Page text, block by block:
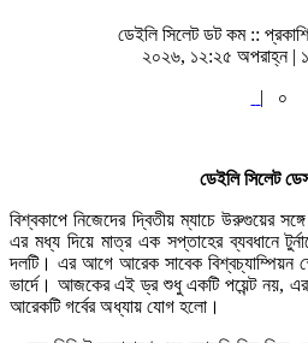
ডেইলি সিলেট ডট কম ::
২০২৬, ১২:২৫ অপরাহ্ন |
|
০
ডেইলি সিলেট
বিশ্বকাপে নিজেদের দ্বিতীয় ম্যাচে উরুগুয়ের
এর মধ্য দিয়ে মাত্র এক সপ্তাহের ব্যবধানে
দলটি। এর আগে আরেক সাবেক বিশ্বচ্যাম্পিয়ন
ভার্দে। আজকের এই ড্র শুধু একটি পয়েন্ট নয়, এর
আরেকটি গর্বের অধ্যায় যোগ হলো।